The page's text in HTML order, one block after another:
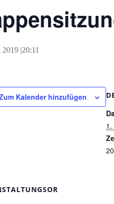
|20:11
Kalender hinzufügen